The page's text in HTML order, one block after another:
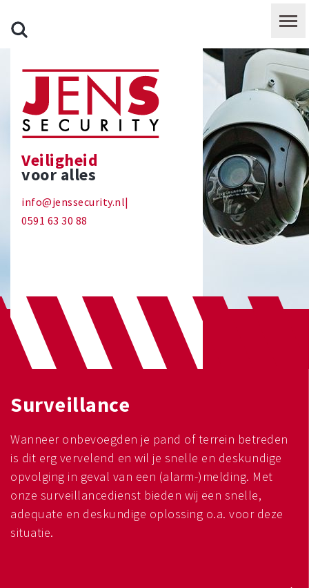
Veiligheid
voor alles
info@jenssecurity.nl|
0591 63 30 88
Surveillance
Wanneer onbevoegden je pand of terrein betreden
is dit erg vervelend en wil je snelle en deskundige
opvolging in geval van een (alarm-)melding. Met
onze surveillancedienst bieden wij een snelle,
adequate en deskundige oplossing o.a. voor deze
situatie.